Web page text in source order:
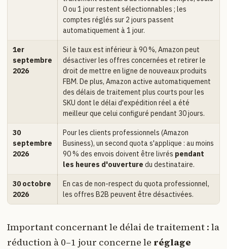
0 ou 1 jour restent sélectionnables ; les
comptes réglés sur 2 jours passent
automatiquement à 1 jour.
1er
septembre
2026
Si le taux est inférieur à 90 %, Amazon peut
désactiver les offres concernées et retirer le
droit de mettre en ligne de nouveaux produits
FBM. De plus, Amazon active automatiquement
des délais de traitement plus courts pour les
SKU dont le délai d'expédition réel a été
meilleur que celui configuré pendant 30 jours.
30
septembre
2026
Pour les clients professionnels (Amazon
Business), un second quota s'applique : au moins
90 % des envois doivent être livrés pendant
les heures d'ouverture du destinataire.
30 octobre
2026
En cas de non-respect du quota professionnel,
les offres B2B peuvent être désactivées.
Important concernant le délai de traitement : la
réduction à 0–1 jour concerne le réglage